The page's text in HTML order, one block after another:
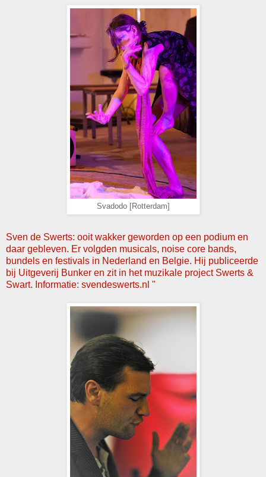
Svadodo [Rotterdam]
Sven de Swerts: ooit wakker geworden op een podium en
daar gebleven. Er volgden musicals, noise core bands,
bundels en festivals in Nederland en Belgie. Hij publiceerde
bij Uitgeverij Bunker en zit in het muzikale project Swerts &
Swart. Informatie: svendeswerts.nl "